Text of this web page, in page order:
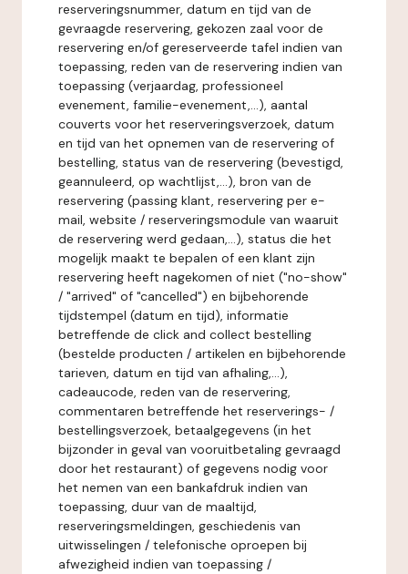
reserveringsnummer, datum en tijd van de
gevraagde reservering, gekozen zaal voor de
reservering en/of gereserveerde tafel indien van
toepassing, reden van de reservering indien van
toepassing (verjaardag, professioneel
evenement, familie-evenement,...), aantal
couverts voor het reserveringsverzoek, datum
en tijd van het opnemen van de reservering of
bestelling, status van de reservering (bevestigd,
geannuleerd, op wachtlijst,...), bron van de
reservering (passing klant, reservering per e-
mail, website / reserveringsmodule van waaruit
de reservering werd gedaan,...), status die het
mogelijk maakt te bepalen of een klant zijn
reservering heeft nagekomen of niet ("no-show"
/ "arrived" of "cancelled") en bijbehorende
tijdstempel (datum en tijd), informatie
betreffende de click and collect bestelling
(bestelde producten / artikelen en bijbehorende
tarieven, datum en tijd van afhaling,...),
cadeaucode, reden van de reservering,
commentaren betreffende het reserverings- /
bestellingsverzoek, betaalgegevens (in het
bijzonder in geval van vooruitbetaling gevraagd
door het restaurant) of gegevens nodig voor
het nemen van een bankafdruk indien van
toepassing, duur van de maaltijd,
reserveringsmeldingen, geschiedenis van
uitwisselingen / telefonische oproepen bij
afwezigheid indien van toepassing /